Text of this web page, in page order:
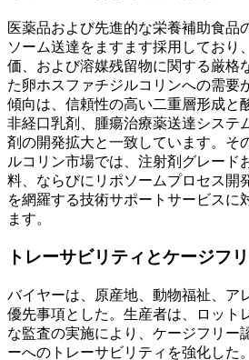
医薬品および先進的な栄養補助食品
ソーム送達をますます採用しており
価、および溶媒残留物に関する厳格
た卵ホスファチジルコリンへの需要
傾向は、信頼性の高い二重層形成と
非経口乳剤、腫瘍治療薬送達システ
剤の開発拡大と一致しています。そ
ルコリン市場では、注射剤グレード
料、ならびにリポソームプロセス開
を網羅する技術サポートサービスに
ます。
トレーサビリティとケージフ
バイヤーは、原産地、動物福祉、ア
優先事項とした。生産者は、ロット
な監査の実施により、ケージフリー
ーへのトレーサビリティを強化した